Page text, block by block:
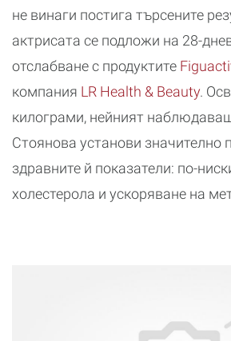
не винаги постига търсените
актрисата се подложи на 28-
отслабване с продуктите
компания LR Health & Beauty.
килограми, нейният
Стоянова установи значително
здравните й показатели: по-
холестерола и ускоряване на